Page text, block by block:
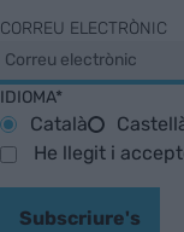
CORREU ELECTRÒNIC
IDIOMA*
Català
He llegit i
Subscriure's